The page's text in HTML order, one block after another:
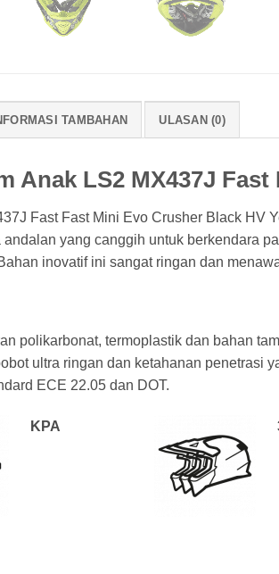
TAMBAHAN ULASAN (0)
Anak LS2 MX437J
Fast Fast Mini Evo Crusher Black HV
yang canggih untuk berkendara
inovatif ini sangat ringan dan
polikarbonat, termoplastik dan bahan
ultra ringan dan ketahanan penetrasi
ECE 22.05 dan DOT.
KPA